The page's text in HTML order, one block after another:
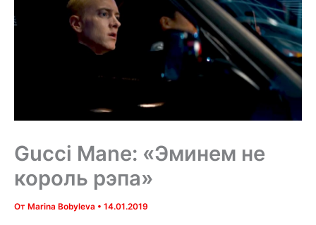
Gucci Mane: «Эминем не
король рэпа»
От Marina Bobyleva • 14.01.2019